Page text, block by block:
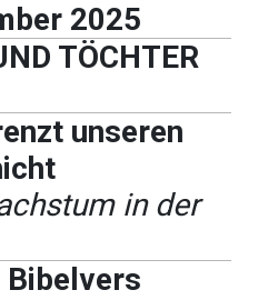
2025
TÖCHTER
unseren
in der